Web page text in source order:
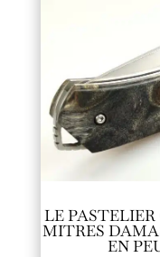
LE
MITRES
EN